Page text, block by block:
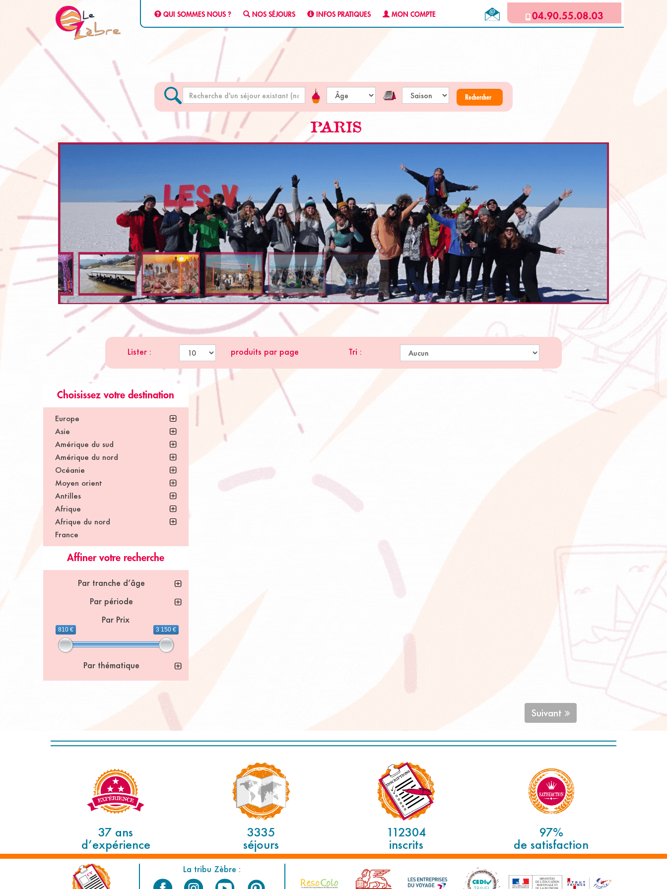
QUI SOMMES NOUS ? NOS SÉJOURS INFOS PRATIQUES MON COMPTE 04.90.55.08.03
Rechercher
PARIS
Lister : produits par page Tri :
Choisissez votre destination
Europe
Asie
Amérique du sud
Amérique du nord
Océanie
Moyen orient
Antilles
Afrique
Afrique du nord
France
Affiner votre recherche
Par tranche d’âge
Par période
Par Prix
810 € 3 150 €
Par thématique
Suivant
37 ans
d’expérience
3335
séjours
112304
inscrits
97%
de satisfaction
La tribu Zèbre :